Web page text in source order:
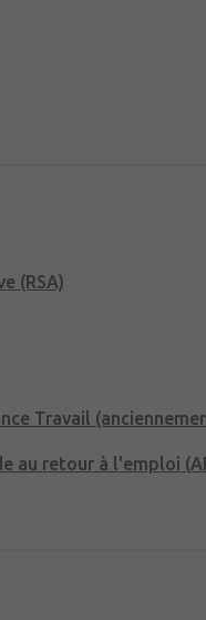
(RSA)
Travail
au retour à l'emploi